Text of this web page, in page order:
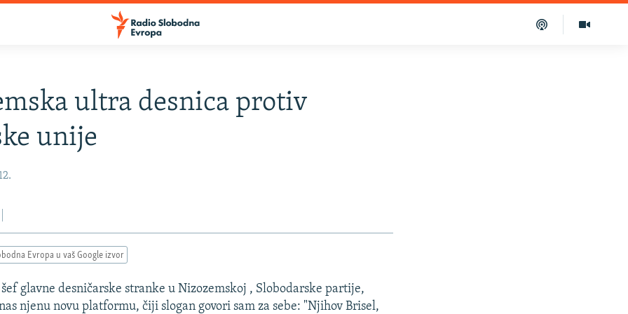
ultra desnica protiv
unije
Evropa u vaš Google izvor
glavne desničarske stranke u Nizozemskoj , Slobodarske partije,
njenu novu platformu, čiji slogan govori sam za sebe: "Njihov Brisel,